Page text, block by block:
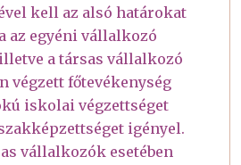
kell az alsó határokat
az egyéni vállalkozó
a társas vállalkozó
végzett főtevékenység
iskolai végzettséget
igényel.
vállalkozók esetében